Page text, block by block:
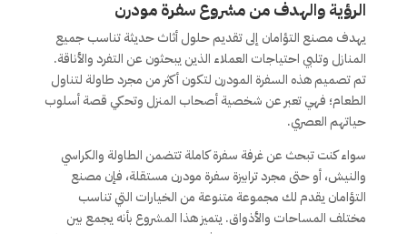
الرؤية والهدف من مشروع سفرة مودرن
يهدف مصنع التؤامان إلى تقديم حلول أثاث حديثة تناسب جميع
المنازل وتلبي احتياجات العملاء الذين يبحثون عن التفرد والأناقة.
تم تصميم هذه السفرة المودرن لتكون أكثر من مجرد طاولة لتناول
الطعام؛ فهي تعبر عن شخصية أصحاب المنزل وتحكي قصة أسلوب
حياتهم العصري.
سواء كنت تبحث عن غرفة سفرة كاملة تتضمن الطاولة والكراسي
والنيش، أو حتى مجرد ترابيزة سفرة مودرن مستقلة، فإن مصنع
التؤامان يقدم لك مجموعة متنوعة من الخيارات التي تناسب
مختلف المساحات والأذواق. يتميز هذا المشروع بأنه يجمع بين